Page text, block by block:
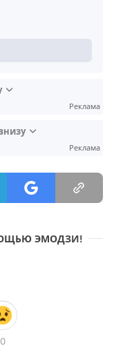
Реклама
Реклама
ЭМОДЗИ!
0